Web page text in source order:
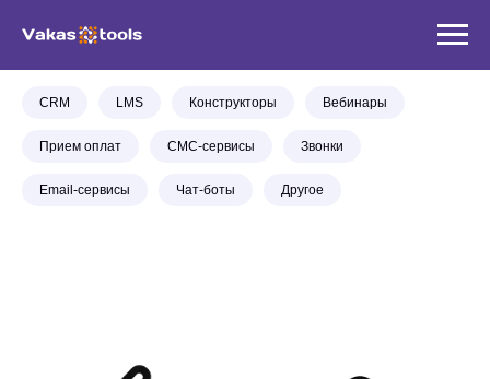
CRM LMS Конструкторы Вебинары
Прием оплат СМС-сервисы Звонки
Email-сервисы Чат-боты Другое